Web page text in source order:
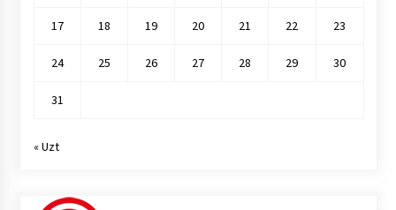
17 18 19 20 21 22 23
24 25 26 27 28 29 30
31
« Uzt